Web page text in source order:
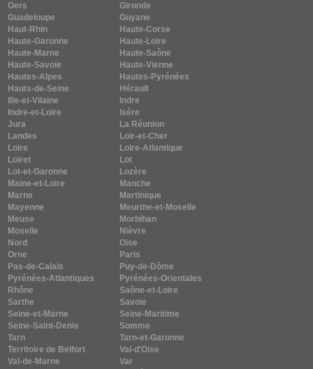
Gers
Gironde
Guadeloupe
Guyane
Haut-Rhin
Haute-Corse
Haute-Garonne
Haute-Loire
Haute-Marne
Haute-Saône
Haute-Savoie
Haute-Vienne
Hautes-Alpes
Hautes-Pyrénées
Hauts-de-Seine
Hérault
Ille-et-Vilaine
Indre
Indre-et-Loire
Isère
Jura
La Réunion
Landes
Loir-et-Cher
Loire
Loire-Atlantique
Loiret
Lot
Lot-et-Garonne
Lozère
Maine-et-Loire
Manche
Marne
Martinique
Mayenne
Meurthe-et-Moselle
Meuse
Morbihan
Moselle
Nièvre
Nord
Oise
Orne
Paris
Pas-de-Calais
Puy-de-Dôme
Pyrénées-Atlantiques
Pyrénées-Orientales
Rhône
Saône-et-Loire
Sarthe
Savoie
Seine-et-Marne
Seine-Maritime
Seine-Saint-Denis
Somme
Tarn
Tarn-et-Garonne
Territoire de Belfort
Val-d'Oise
Val-de-Marne
Var